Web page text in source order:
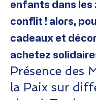
enfants dans les
conflit ! alors,
cadeaux et
achetez
Présence des
la Paix sur